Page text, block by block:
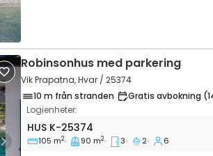
Next
Robinsonhus med parkering
Vik Prapatna, Hvar / 25374
10 m från stranden
Gratis avbokning
Logienheter:
Trerumshus Vik Prapatna, Hvar K-
HUS K-25374
105 m2 90 m2 3 2 6